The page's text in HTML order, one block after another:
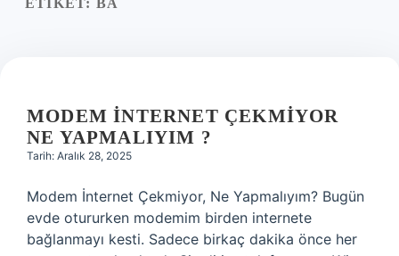
ETIKET: BA
MODEM INTERNET ÇEKMIYOR
NE YAPMALIYIM ?
Tarih: Aralık 28, 2025
Modem İnternet Çekmiyor, Ne Yapmalıyım? Bugün
evde otururken modemim birden internete
bağlanmayı kesti. Sadece birkaç dakika önce her